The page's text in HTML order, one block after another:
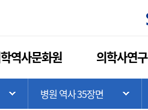
역사문화원 의학사연
주 메뉴 목록 열기
병원 역사 35장면